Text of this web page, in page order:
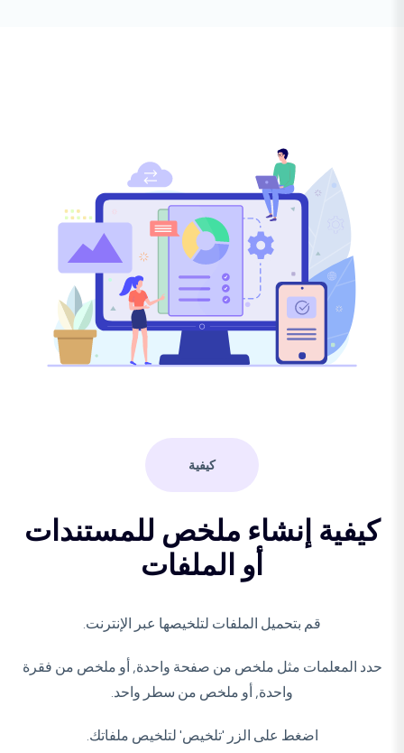
كيفية
كيفية إنشاء ملخص للمستندات
أو الملفات
قم بتحميل الملفات لتلخيصها عبر الإنترنت.
حدد المعلمات مثل ملخص من صفحة واحدة, أو ملخص من فقرة
واحدة, أو ملخص من سطر واحد.
اضغط على الزر 'تلخيص' لتلخيص ملفاتك.